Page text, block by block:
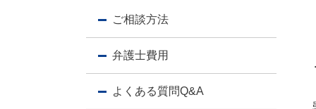
ご相談方法
弁護士費用
よくある質問Q&A